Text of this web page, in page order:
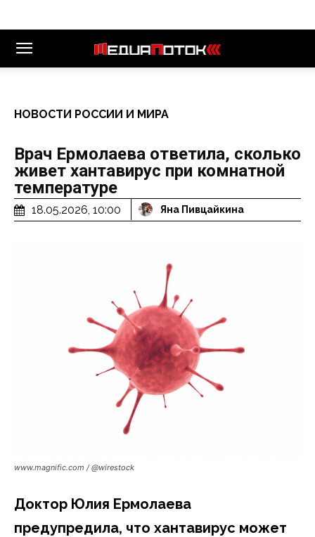
НОВОСТИ РОССИИ И МИРА
Врач Ермолаева ответила, сколько
живет хантавирус при комнатной
температуре
18.05.2026, 10:00 Яна Пивцайкина
www.magnific.com / @wirestock
Доктор Юлия Ермолаева
предупредила, что хантавирус может